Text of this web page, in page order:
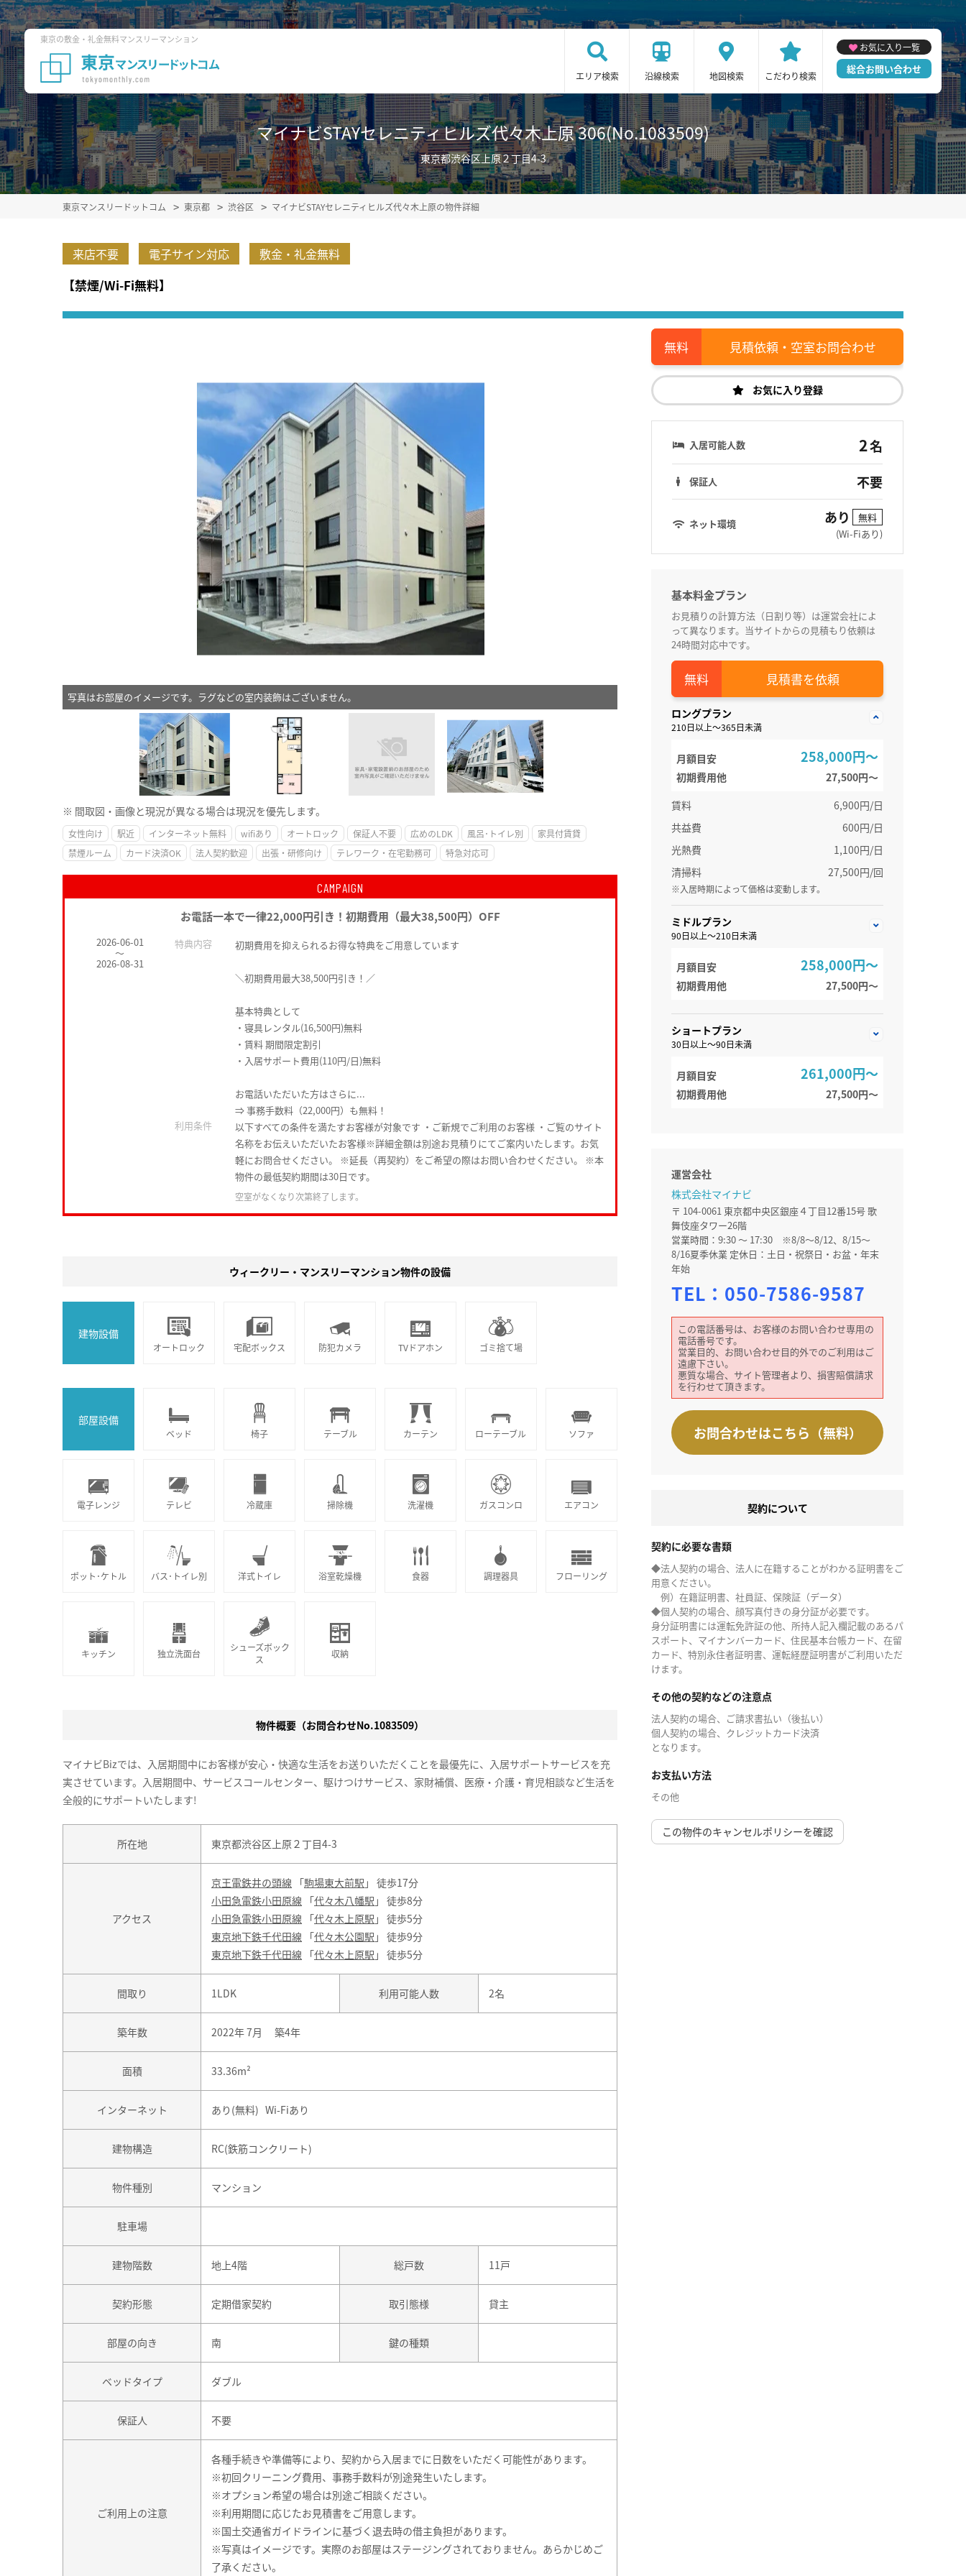
東京の敷金・礼金無料マンスリーマンション
エリア検索 沿線検索 地図検索 こだわり検索
お気に入り一覧
総合お問い合わせ
マイナビSTAYセレニティヒルズ代々木上原 306(No.1083509)
東京都渋谷区上原２丁目4-3
東京マンスリードットコム 東京都 渋谷区 マイナビSTAYセレニティヒルズ代々木上原の物件詳細
来店不要 電子サイン対応 敷金・礼金無料
【禁煙/Wi-Fi無料】
写真はお部屋のイメージです。ラグなどの室内装飾はございません。
※ 間取図・画像と現況が異なる場合は現況を優先します。
女性向け 駅近 インターネット無料 wifiあり オートロック 保証人不要 広めのLDK 風呂･トイレ別
家具付賃貸
禁煙ルーム
カード決済OK 法人契約歓迎 出張・研修向け テレワーク・在宅勤務可 特急対応可
CAMPAIGN
お電話一本で一律22,000円引き！初期費用（最大38,500円）OFF
2026-06-01
～
2026-08-31
特典内容 初期費用を抑えられるお得な特典をご用意しています
＼初期費用最大38,500円引き！／
基本特典として
・寝具レンタル(16,500円)無料
・賃料 期間限定割引
・入居サポート費用(110円/日)無料
お電話いただいた方はさらに...
⇒ 事務手数料（22,000円）も無料！
利用条件
以下すべての条件を満たすお客様が対象です ・ご新規でご利用のお客様 ・ご覧のサイト
名称をお伝えいただいたお客様※詳細金額は別途お見積りにてご案内いたします。お気
軽にお問合せください。 ※延長（再契約）をご希望の際はお問い合わせください。 ※本
物件の最低契約期間は30日です。
空室がなくなり次第終了します。
見積依頼・空室お問合わせ
お気に入り登録
入居可能人数 2名
保証人 不要
ネット環境 あり
無料
(Wi-Fiあり)
基本料金プラン
お見積りの計算方法（日割り等）は運営会社によ
って異なります。当サイトからの見積もり依頼は
24時間対応中です。
見積書を依頼
ロングプラン
210日以上～365日未満
月額目安 258,000円～
初期費用他
27,500円〜
賃料
6,900円/日
共益費
600円/日
光熱費
1,100円/日
清掃料
27,500円/回
※入居時期によって価格は変動します。
ミドルプラン
90日以上～210日未満
月額目安 258,000円～
初期費用他 27,500円〜
ショートプラン
30日以上～90日未満
月額目安 261,000円～
初期費用他 27,500円〜
運営会社
株式会社マイナビ
〒 104-0061 東京都中央区銀座４丁目12番15号 歌
舞伎座タワー26階
営業時間：9:30 ～ 17:30 ※8/8～8/12、8/15～
8/16夏季休業 定休日：土日・祝祭日・お盆・年末
年始
TEL： 050-7586-9587
この電話番号は、お客様のお問い合わせ専用の
電話番号です。
営業目的、お問い合わせ目的外でのご利用はご
遠慮下さい。
悪質な場合、サイト管理者より、損害賠償請求
を行わせて頂きます。
お問合わせはこちら（無料）
契約について
契約に必要な書類
◆法人契約の場合、法人に在籍することがわかる証明書をご
用意ください。
例）在籍証明書、社員証、保険証（データ）
◆個人契約の場合、顔写真付きの身分証が必要です。
身分証明書には運転免許証の他、所持人記入欄記載のあるパ
スポート、マイナンバーカード、住民基本台帳カード、在留
カード、特別永住者証明書、運転経歴証明書がご利用いただ
けます。
その他の契約などの注意点
法人契約の場合、ご請求書払い（後払い）
個人契約の場合、クレジットカード決済
となります。
お支払い方法
その他
この物件のキャンセルポリシーを確認
ウィークリー・マンスリーマンション物件の設備
建物設備
オートロック 宅配ボックス 防犯カメラ TVドアホン ゴミ捨て場
部屋設備
ベッド 椅子 テーブル カーテン ローテーブル ソファ
電子レンジ テレビ 冷蔵庫 掃除機 洗濯機 ガスコンロ エアコン
ポット･ケトル バス･トイレ別 洋式トイレ 浴室乾燥機 食器 調理器具 フローリング
キッチン 独立洗面台
シューズボック
ス
収納
物件概要（お問合わせNo.1083509）
マイナビBizでは、入居期間中にお客様が安心・快適な生活をお送りいただくことを最優先に、入居サポートサービスを充
実させています。入居期間中、サービスコールセンター、駆けつけサービス、家財補償、医療・介護・育児相談など生活を
全般的にサポートいたします!
所在地 東京都渋谷区上原２丁目4-3
アクセス
京王電鉄井の頭線 「駒場東大前駅 」 徒歩17分
小田急電鉄小田原線 「代々木八幡駅 」 徒歩8分
小田急電鉄小田原線 「代々木上原駅 」 徒歩5分
東京地下鉄千代田線 「代々木公園駅 」 徒歩9分
東京地下鉄千代田線 「代々木上原駅 」 徒歩5分
間取り 1LDK 利用可能人数 2名
築年数 2022年 7月 築4年
面積 33.36m²
インターネット あり(無料) Wi-Fiあり
建物構造 RC(鉄筋コンクリート)
物件種別 マンション
駐車場
建物階数 地上4階 総戸数 11戸
契約形態 定期借家契約 取引態様 貸主
部屋の向き 南 鍵の種類
ベッドタイプ ダブル
保証人 不要
ご利用上の注意
各種手続きや準備等により、契約から入居までに日数をいただく可能性があります。
※初回クリーニング費用、事務手数料が別途発生いたします。
※オプション希望の場合は別途ご相談ください。
※利用期間に応じたお見積書をご用意します。
※国土交通省ガイドラインに基づく退去時の借主負担があります。
※写真はイメージです。実際のお部屋はステージングされておりません。あらかじめご
了承ください。